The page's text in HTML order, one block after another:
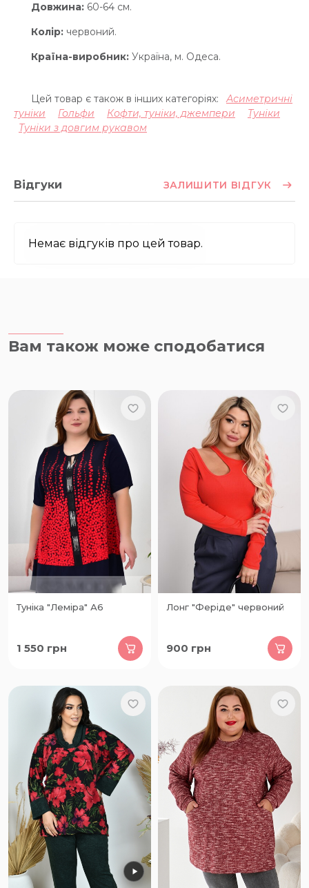
Довжина: 60-64 см.
Колір: червоний.
Країна-виробник: Україна, м. Одеса.
Цей товар є також в інших категоріях:
Асиметричні
туніки
Гольфи Кофти, туніки, джемпери
Туніки
Туніки з довгим рукавом
Відгуки ЗАЛИШИТИ ВІДГУК
Немає відгуків про цей товар.
Вам також може сподобатися
Туніка "Леміра" А6
1 550 грн
Лонг "Феріде" червоний
900 грн